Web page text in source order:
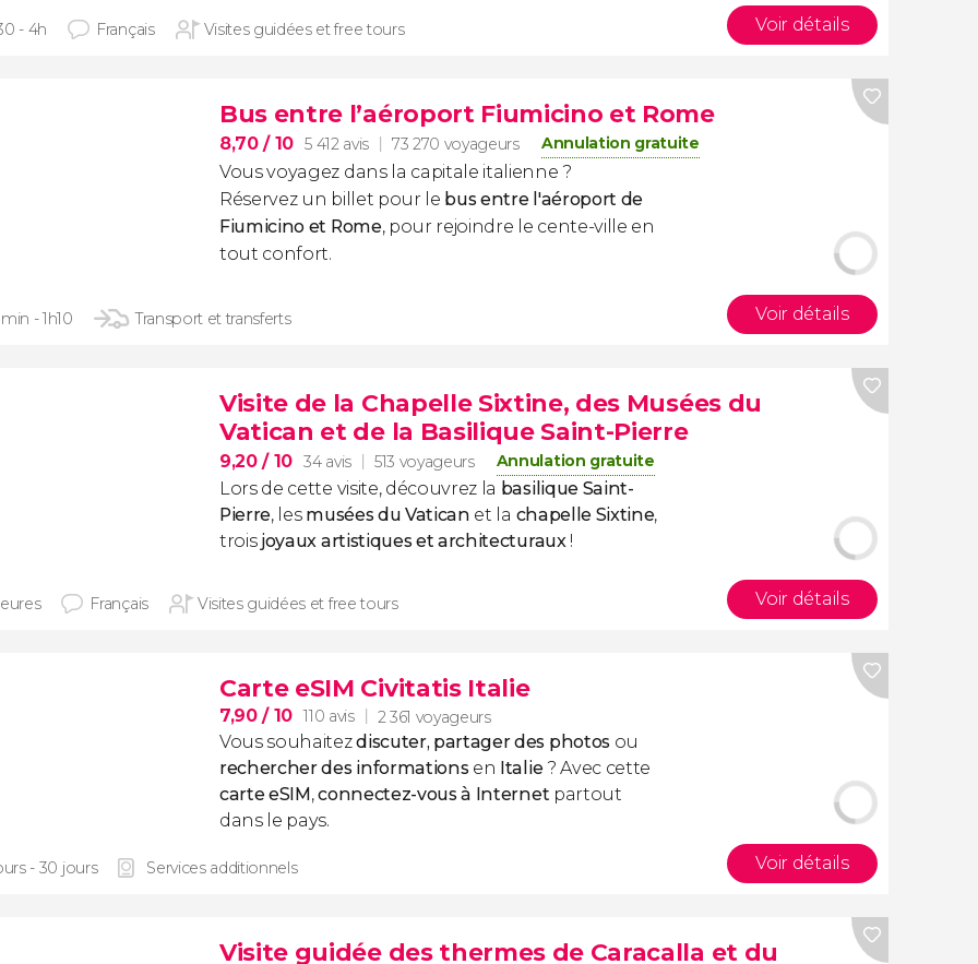
- 4h Français Visites guidées et free tours Voir détails
Bus entre l’aéroport Fiumicino et Rome
8,70/ 10 5 412 avis 73 270 voyageurs Annulation gratuite
Vous voyagez dans la capitale italienne ?
Réservez un billet pour le bus entre l'aéroport de
Fiumicino et Rome, pour rejoindre le cente-ville en
tout confort.
- 1h10 Transport et transferts Voir détails
Visite de la Chapelle Sixtine, des Musées du
Vatican et de la Basilique Saint-Pierre
9,20/ 10 34 avis 513 voyageurs Annulation gratuite
Lors de cette visite, découvrez la basilique Saint-
Pierre, les musées du Vatican et la chapelle Sixtine,
trois joyaux artistiques et architecturaux!
Français Visites guidées et free tours Voir détails
Carte eSIM Civitatis Italie
7,90/ 10 110 avis 2 361 voyageurs
Vous souhaitezdiscuter, partager des photos ou
rechercher des informationsen Italie ? Avec cette
carte eSIM,connectez-vous à Internet partout
dans le pays.
- 30 jours Services additionnels Voir détails
Visite guidée des thermes de Caracalla et du